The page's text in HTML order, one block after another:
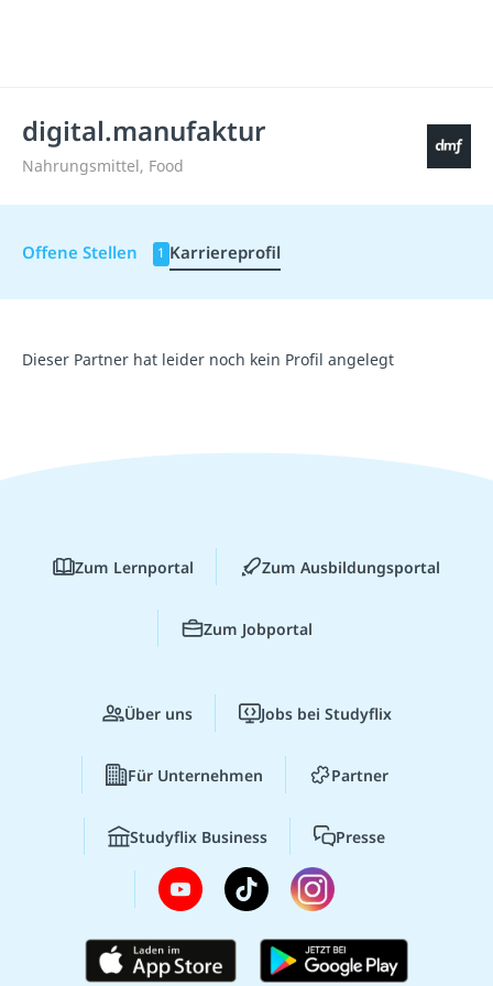
digital.manufaktur
Nahrungsmittel, Food
Offene Stellen 1 Karriereprofil
Dieser Partner hat leider noch kein Profil angelegt
Zum Lernportal Zum Ausbildungsportal
Zum Jobportal
Über uns Jobs bei Studyflix
Für Unternehmen Partner
Studyflix Business Presse